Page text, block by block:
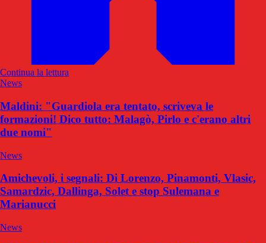
Continua la lettura
News
Maldini: "Guardiola era tentato, scriveva le
formazioni! Dico tutto: Malagò, Pirlo e c'erano altri
due nomi"
News
Amichevoli, i segnali: Di Lorenzo, Pinamonti, Vlasic,
Samardzic, Dallinga, Solet e stop Sulemana e
Marianucci
News